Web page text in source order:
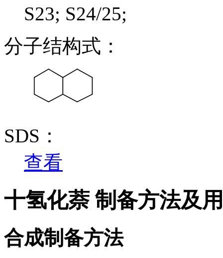
S23; S24/25;
分子结构式：
SDS：
查看
十氢化萘 制备方法及
合成制备方法